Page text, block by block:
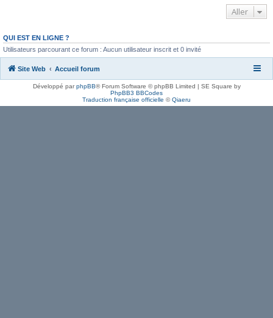
Aller
QUI EST EN LIGNE ?
Utilisateurs parcourant ce forum : Aucun utilisateur inscrit et 0 invité
Site Web Accueil forum
Développé parphpBB® Forum Software © phpBB Limited | SE Square by
PhpBB3 BBCodes
Traduction française officielle ©Qiaeru